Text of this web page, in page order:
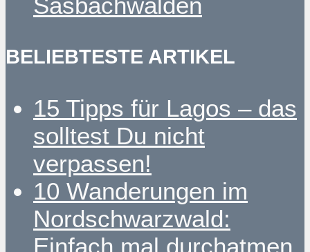
BELIEBTESTE ARTIKEL
15 Tipps für Lagos – das
solltest Du nicht
verpassen!
10 Wanderungen im
Nordschwarzwald:
Einfach mal durchatmen